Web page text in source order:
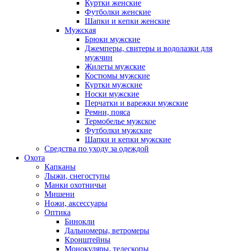
Куртки женские
Футболки женские
Шапки и кепки женские
Мужская
Брюки мужские
Джемперы, свитеры и водолазки для
мужчин
Жилеты мужские
Костюмы мужские
Куртки мужские
Носки мужские
Перчатки и варежки мужские
Ремни, пояса
Термобелье мужское
Футболки мужские
Шапки и кепки мужские
Средства по уходу за одеждой
Охота
Капканы
Лыжи, снегоступы
Манки охотничьи
Мишени
Ножи, аксессуары
Оптика
Бинокли
Дальномеры, ветромеры
Кронштейны
Монокуляры, телескопы